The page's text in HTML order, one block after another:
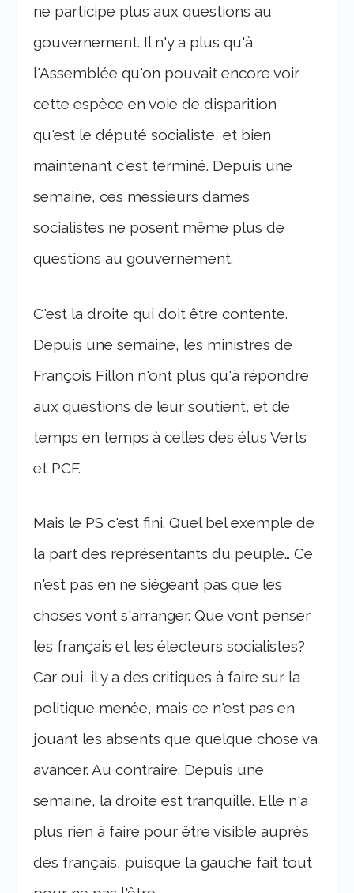
ne participe plus aux questions au
gouvernement. Il n'y a plus qu'à
l'Assemblée qu'on pouvait encore voir
cette espèce en voie de disparition
qu'est le député socialiste, et bien
maintenant c'est terminé. Depuis une
semaine, ces messieurs dames
socialistes ne posent même plus de
questions au gouvernement.
C'est la droite qui doit être contente.
Depuis une semaine, les ministres de
François Fillon n'ont plus qu'à répondre
aux questions de leur soutient, et de
temps en temps à celles des élus Verts
et PCF.
Mais le PS c'est fini. Quel bel exemple de
la part des représentants du peuple… Ce
n'est pas en ne siégeant pas que les
choses vont s'arranger. Que vont penser
les français et les électeurs socialistes?
Car oui, il y a des critiques à faire sur la
politique menée, mais ce n'est pas en
jouant les absents que quelque chose va
avancer. Au contraire. Depuis une
semaine, la droite est tranquille. Elle n'a
plus rien à faire pour être visible auprès
des français, puisque la gauche fait tout